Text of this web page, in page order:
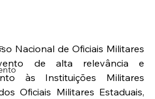
Nacional de Oficiais Militares
de alta relevância e
às Instituições Militares
Oficiais Militares Estaduais,